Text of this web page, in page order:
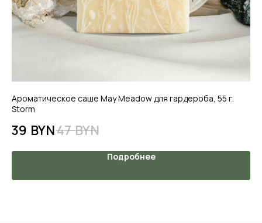
Ароматическое саше May Meadow для гардероба, 55 г.
Storm
39 BYN47 BYN
Подробнее